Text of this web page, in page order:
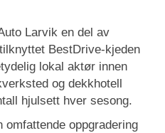
Larvik en del av
BestDrive-kjeden
lokal aktør innen
og dekkhotell
hjulsett hver sesong.
omfattende oppgradering